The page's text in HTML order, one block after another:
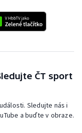
ČT sport
Sledujte nás i
a buďte v obraze.